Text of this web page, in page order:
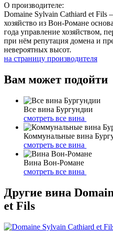
О производителе:
Domaine Sylvain Cathiard et Fils
хозяйство из Вон-Романе
года управление хозяйством,
при нём репутация домена и
невероятных высот.
на страницу производителя
Вам может подойти
Все вина Бургундии
смотреть все вина
Коммунальные вина
смотреть все вина
Вина Вон-Романе
смотреть все вина
Другие вина
et Fils